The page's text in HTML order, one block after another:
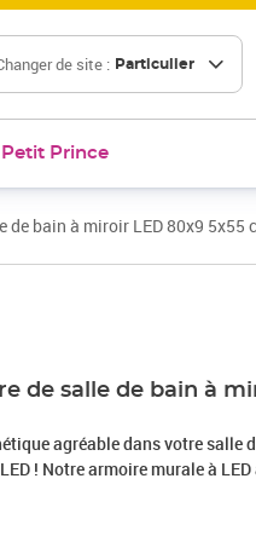
de site : Particulier
Prince
de bain à miroir LED 80x9 5x55
de salle de bain à
agréable dans votre salle
! Notre armoire murale à
douce et éclairante à